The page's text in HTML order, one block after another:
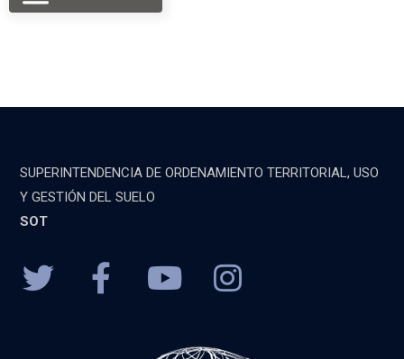
SUPERINTENDENCIA DE ORDENAMIENTO TERRITORIAL, USO
Y GESTIÓN DEL SUELO
SOT